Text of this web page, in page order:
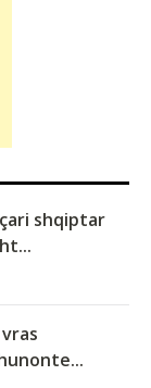
shqiptar